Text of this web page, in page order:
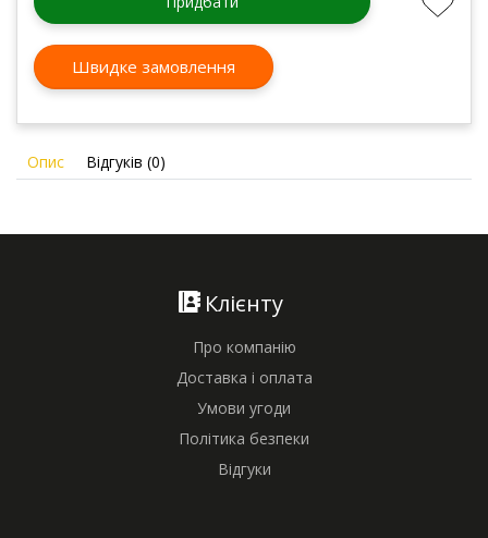
Швидке замовлення
Опис Відгуків (0)
Клієнту
Про компанію
Доставка і оплата
Умови угоди
Політика безпеки
Відгуки